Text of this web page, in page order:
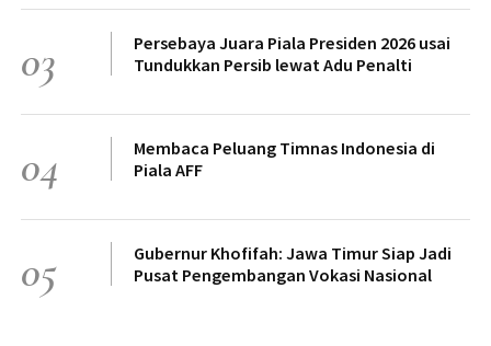
03
Persebaya Juara Piala Presiden 2026 usai
Tundukkan Persib lewat Adu Penalti
04
Membaca Peluang Timnas Indonesia di
Piala AFF
05
Gubernur Khofifah: Jawa Timur Siap Jadi
Pusat Pengembangan Vokasi Nasional